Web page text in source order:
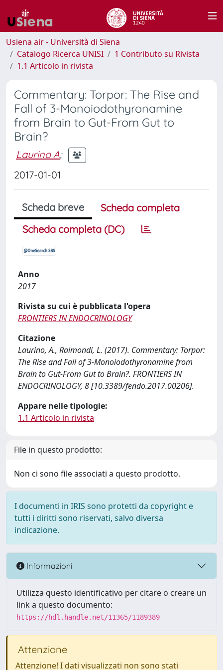
Usiena air - Università di Siena
Catalogo Ricerca UNISI
1 Contributo su Rivista
1.1 Articolo in rivista
Commentary: Torpor: The Rise and
Fall of 3-Monoiodothyronamine
from Brain to Gut-From Gut to
Brain?
Laurino A;
2017-01-01
Scheda breve
Scheda completa
Scheda completa (DC)
Anno
2017
Rivista su cui è pubblicata l'opera
FRONTIERS IN ENDOCRINOLOGY
Citazione
Laurino, A., Raimondi, L. (2017). Commentary: Torpor:
The Rise and Fall of 3-Monoiodothyronamine from
Brain to Gut-From Gut to Brain?. FRONTIERS IN
ENDOCRINOLOGY, 8 [10.3389/fendo.2017.00206].
Appare nelle tipologie:
1.1 Articolo in rivista
File in questo prodotto:
Non ci sono file associati a questo prodotto.
I documenti in IRIS sono protetti da copyright e
tutti i diritti sono riservati, salvo diversa
indicazione.
Informazioni
Utilizza questo identificativo per citare o creare un
link a questo documento:
https://hdl.handle.net/11365/1189389
Attenzione
Attenzione! I dati visualizzati non sono stati